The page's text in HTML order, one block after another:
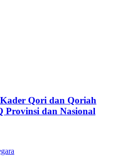
Qori dan Qoriah
Provinsi dan Nasional